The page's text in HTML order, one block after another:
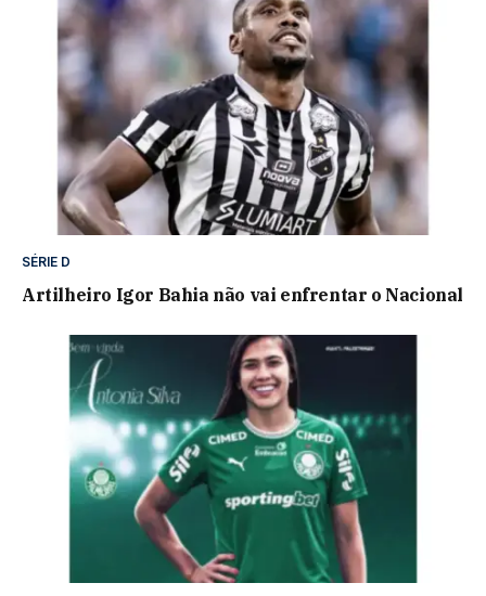
SÉRIE D
Artilheiro Igor Bahia não vai enfrentar o Nacional